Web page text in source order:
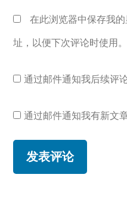
在此浏览器中保存我
址，以便下次评论时使用。
通过邮件通知我后续评
通过邮件通知我有新文